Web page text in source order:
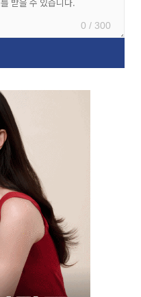
0 / 300